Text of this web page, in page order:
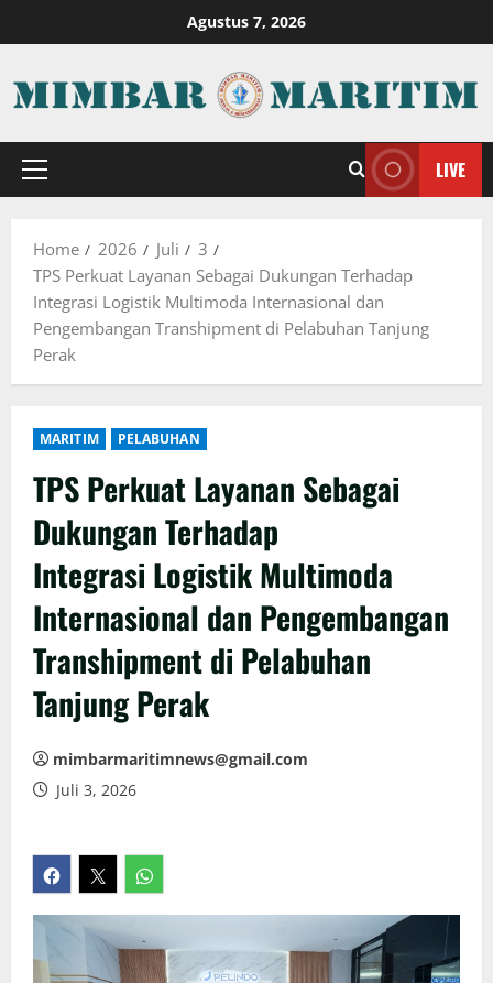
to
Agustus 7, 2026
Primary
LIVE
Home 2026 Juli
3
TPS Perkuat Layanan Sebagai Dukungan Terhadap
Integrasi Logistik Multimoda Internasional dan
Pengembangan Transhipment di Pelabuhan Tanjung
Perak
MARITIM PELABUHAN
TPS Perkuat Layanan Sebagai
Dukungan Terhadap
Integrasi Logistik Multimoda
Internasional dan Pengembangan
Transhipment di Pelabuhan
Tanjung Perak
mimbarmaritimnews@gmail.com
Juli 3, 2026